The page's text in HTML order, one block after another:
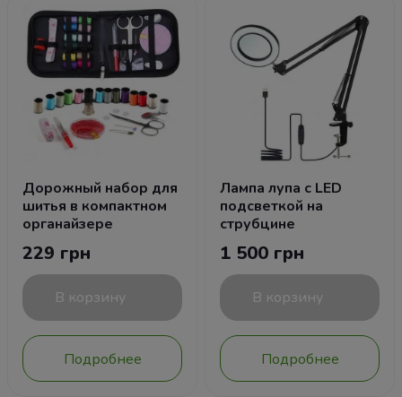
Дорожный набор для
шитья в компактном
органайзере
229 грн
В корзину
Подробнее
Лампа лупа с LED
подсветкой на
струбцине
1 500 грн
В корзину
Подробнее